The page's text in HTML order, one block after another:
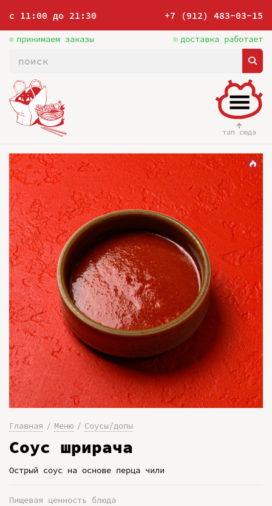
с 11:00 до 21:30 +7 (912) 483-03-15
принимаем заказы доставка работает
тап сюда
Главная Меню Соусы/допы
Соус шрирача
Острый соус на основе перца чили
Пищевая ценность блюда